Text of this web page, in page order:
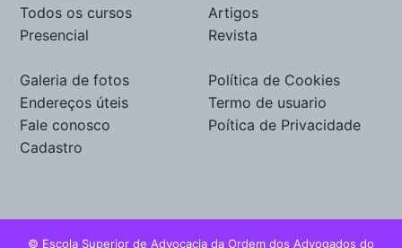
Todos os cursos
Presencial
Artigos
Revista
Galeria de fotos
Endereços úteis
Fale conosco
Cadastro
Política de Cookies
Termo de usuario
Poítica de Privacidade
© Escola Superior de Advocacia da Ordem dos Advogados do